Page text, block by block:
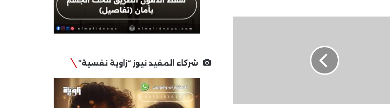
تحلق إلى مستويات قياسية
عاجل قرب حدود أوغندا
شركاء المفيد نيوز “زاوية نفسية”